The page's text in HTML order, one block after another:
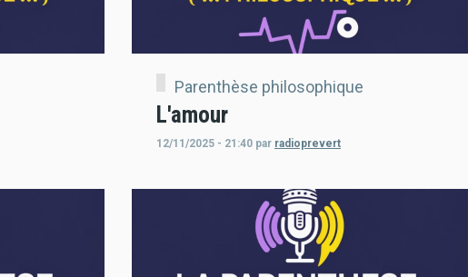
Parenthèse philosophique
L'amour
12/11/2025 - 21:40 par radioprevert